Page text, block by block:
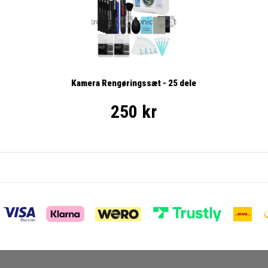
Kamera Rengøringssæt - 25 dele
250 kr